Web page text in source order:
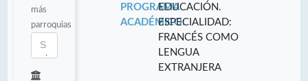
más
parroquias
PROGRAMA
ACADÉMICO:
EDUCACIÓN.
ESPECIALIDAD:
FRANCÉS COMO
LENGUA
EXTRANJERA